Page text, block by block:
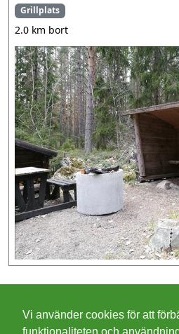
Grillplats
2.0 km bort
Cookies
Vi använder cookies för att